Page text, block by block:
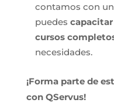
contamos con
puedes
cursos
necesidades.
¡Forma parte de
con QServus!